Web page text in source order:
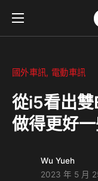
國外車訊 電動車訊
從i5看出
做得更好
Wu Yueh
2023 年 5 月